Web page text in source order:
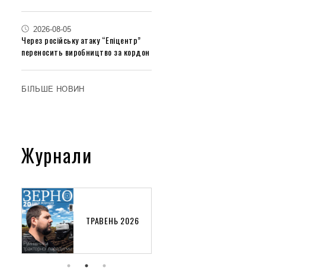
2026-08-05
Через російську атаку “Епіцентр”
переносить виробництво за кордон
БІЛЬШЕ НОВИН
Журнали
ТРАВЕНЬ 2026